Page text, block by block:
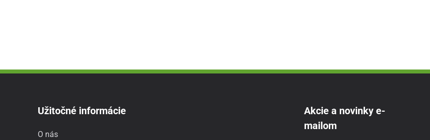
Užitočné informácie
O nás
Akcie a novinky e-
mailom